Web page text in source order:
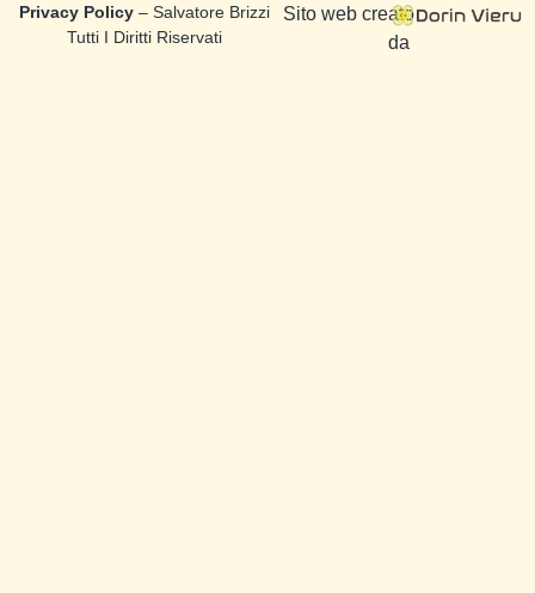
Privacy Policy– Salvatore Brizzi
Tutti I Diritti Riservati
Sito web creato
da